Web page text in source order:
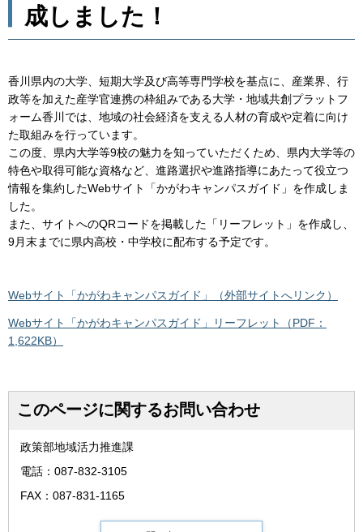
成しました！
香川県内の大学、短期大学及び高等専門学校を基点に、産業界、行
政等を加えた産学官連携の枠組みである大学・地域共創プラットフ
ォーム香川では、地域の社会経済を支える人材の育成や定着に向け
た取組みを行っています。
この度、県内大学等9校の魅力を知っていただくため、県内大学等の
特色や取得可能な資格など、進路選択や進路指導にあたって役立つ
情報を集約したWebサイト「かがわキャンパスガイド」を作成しま
した。
また、サイトへのQRコードを掲載した「リーフレット」を作成し、
9月末までに県内高校・中学校に配布する予定です。
Webサイト「かがわキャンパスガイド」（外部サイトへリンク）
Webサイト「かがわキャンパスガイド」リーフレット（PDF：
1,622KB）
このページに関するお問い合わせ
政策部地域活力推進課
電話：087-832-3105
FAX：087-831-1165